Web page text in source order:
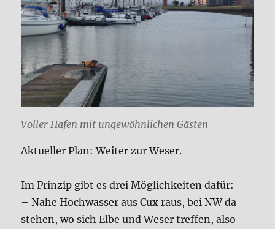
Voller Hafen mit ungewöhnlichen Gästen
Aktueller Plan: Weiter zur Weser.
Im Prinzip gibt es drei Möglichkeiten dafür:
– Nahe Hochwasser aus Cux raus, bei NW da
stehen, wo sich Elbe und Weser treffen, also